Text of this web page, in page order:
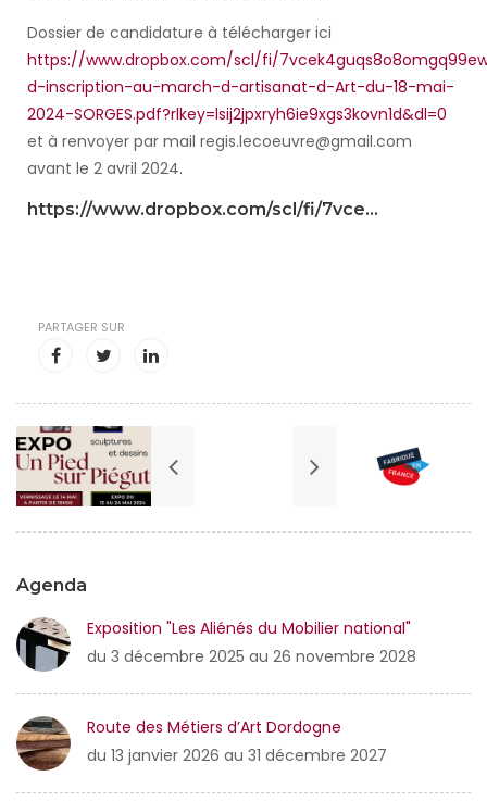
Agenda
Exposition "Les Aliénés du Mobilier national"
du 3 décembre 2025 au 26 novembre 2028
Route des Métiers d’Art Dordogne
du 13 janvier 2026 au 31 décembre 2027
Dossier de candidature à télécharger ici
https://www.dropbox.com/scl/fi/
d-inscription-au-march-d-artisanat-d-Art-du-18-mai-
2024-SORGES.pdf?rlkey=lsij2jpxryh6ie9xgs3kovn1d&dl=0
et à renvoyer par mail regis.lecoeuvre@gmail.com
avant le 2 avril 2024.
https://www.dropbox.com/scl/fi/7vce...
PARTAGER SUR